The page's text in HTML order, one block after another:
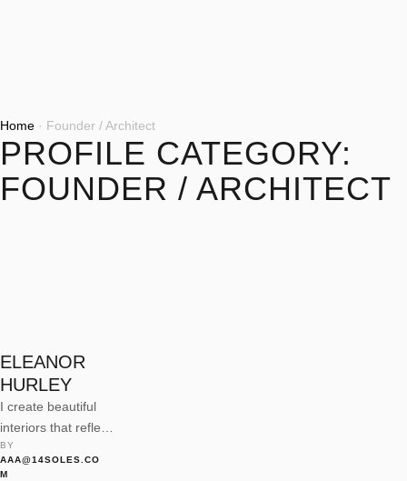
Home · Founder / Architect
PROFILE CATEGORY:
FOUNDER / ARCHITECT
ELEANOR
HURLEY
I create beautiful
interiors that reflect
my client’s unique
personalities.
BY
AAA@14SOLES.CO
M